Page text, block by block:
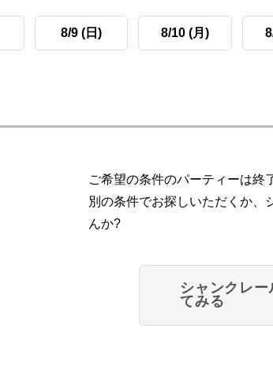
8/9 (日) 8/10 (月)
ご希望の条件のパーティーは終
別の条件でお探しいただくか、
んか?
シャンクレ
てみる